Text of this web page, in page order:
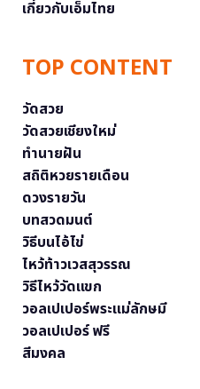
เกี่ยวกับเอ็มไทย
TOP CONTENT
วัดสวย
วัดสวยเชียงใหม่
ทำนายฝัน
สถิติหวยรายเดือน
ดวงรายวัน
บทสวดมนต์
วิธีบนไอ้ไข่
ไหว้ท้าวเวสสุวรรณ
วิธีไหว้วัดแขก
วอลเปเปอร์พระแม่ลักษมี
วอลเปเปอร์ ฟรี
สีมงคล